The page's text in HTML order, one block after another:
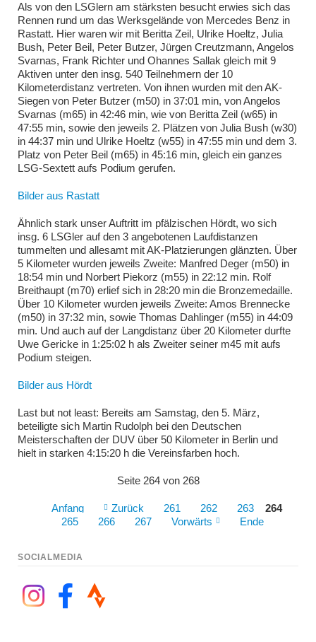
Als von den LSGlern am stärksten besucht erwies sich das
Rennen rund um das Werksgelände von Mercedes Benz in
Rastatt. Hier waren wir mit Beritta Zeil, Ulrike Hoeltz, Julia
Bush, Peter Beil, Peter Butzer, Jürgen Creutzmann, Angelos
Svarnas, Frank Richter und Ohannes Sallak gleich mit 9
Aktiven unter den insg. 540 Teilnehmern der 10
Kilometerdistanz vertreten. Von ihnen wurden mit den AK-
Siegen von Peter Butzer (m50) in 37:01 min, von Angelos
Svarnas (m65) in 42:46 min, wie von Beritta Zeil (w65) in
47:55 min, sowie den jeweils 2. Plätzen von Julia Bush (w30)
in 44:37 min und Ulrike Hoeltz (w55) in 47:55 min und dem 3.
Platz von Peter Beil (m65) in 45:16 min, gleich ein ganzes
LSG-Sextett aufs Podium gerufen.
Bilder aus Rastatt
Ähnlich stark unser Auftritt im pfälzischen Hördt, wo sich
insg. 6 LSGler auf den 3 angebotenen Laufdistanzen
tummelten und allesamt mit AK-Platzierungen glänzten. Über
5 Kilometer wurden jeweils Zweite: Manfred Deger (m50) in
18:54 min und Norbert Piekorz (m55) in 22:12 min. Rolf
Breithaupt (m70) erlief sich in 28:20 min die Bronzemedaille.
Über 10 Kilometer wurden jeweils Zweite: Amos Brennecke
(m50) in 37:32 min, sowie Thomas Dahlinger (m55) in 44:09
min. Und auch auf der Langdistanz über 20 Kilometer durfte
Uwe Gericke in 1:25:02 h als Zweiter seiner m45 mit aufs
Podium steigen.
Bilder aus Hördt
Last but not least: Bereits am Samstag, den 5. März,
beteiligte sich Martin Rudolph bei den Deutschen
Meisterschaften der DUV über 50 Kilometer in Berlin und
hielt in starken 4:15:20 h die Vereinsfarben hoch.
Seite 264 von 268
Anfang Zurück 261 262 263
264
265
266 267 Vorwärts Ende
SOCIALMEDIA